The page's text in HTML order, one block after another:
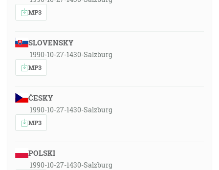
MP3
SLOVENSKY
1990-10-27-1430-Salzburg
MP3
ČESKY
1990-10-27-1430-Salzburg
MP3
POLSKI
1990-10-27-1430-Salzburg